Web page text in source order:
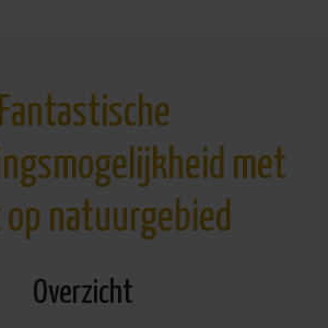
Fantastische
met
natuurgebied
Overzicht